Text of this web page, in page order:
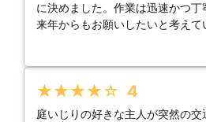
に決めました。作業は迅速かつ丁
来年からもお願いしたいと考えて
★★★★★ 4
庭いじりの好きな主人が突然の